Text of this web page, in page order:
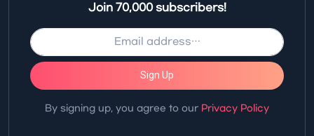
Join 70,000 subscribers!
Sign Up
By signing up, you agree to our Privacy Policy